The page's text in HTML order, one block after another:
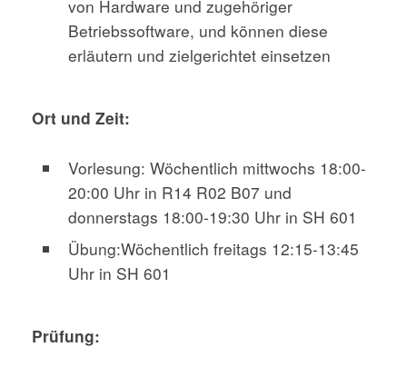
von Hardware und zugehöriger
Betriebssoftware, und können diese
erläutern und zielgerichtet einsetzen
Ort und Zeit:
Vorlesung: Wöchentlich mittwochs 18:00-
20:00 Uhr in R14 R02 B07 und
donnerstags 18:00-19:30 Uhr in SH 601
Übung:Wöchentlich freitags 12:15-13:45
Uhr in SH 601
Prüfung: